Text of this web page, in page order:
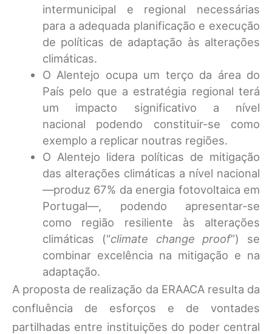
intermunicipal e regional necessárias
para a adequada planificação e execução
de políticas de adaptação às alterações
climáticas.
O Alentejo ocupa um terço da área do
País pelo que a estratégia regional terá
um impacto significativo a nível
nacional podendo constituir-se como
exemplo a replicar noutras regiões.
O Alentejo lidera políticas de mitigação
das alterações climáticas a nível nacional
—produz 67% da energia fotovoltaica em
Portugal—, podendo apresentar-se
como região resiliente às alterações
climáticas (“climate change proof”) se
combinar excelência na mitigação e na
adaptação.
A proposta de realização da ERAACA resulta da
confluência de esforços e de vontades
partilhadas entre instituições do poder central